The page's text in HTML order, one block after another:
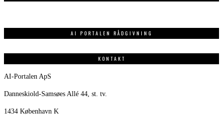
AI PORTALEN RÅDGIVNING
KONTAKT
AI-Portalen ApS
Danneskiold-Samsøes Allé 44, st. tv.
1434 København K